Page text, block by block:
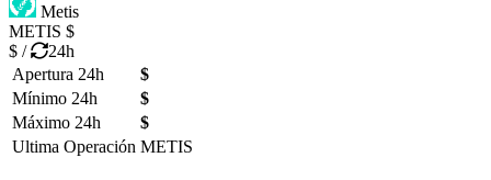
Metis
METIS $
$ /
24h
Apertura 24h
$
Mínimo 24h
$
Máximo 24h
$
Ultima Operación METIS